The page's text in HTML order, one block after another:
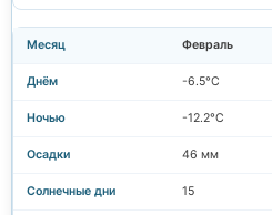
Февраль
-6.5°C
-12.2°C
46 мм
15